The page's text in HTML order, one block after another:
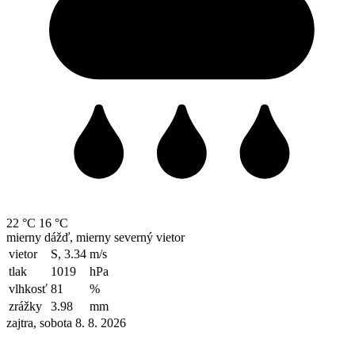
22 °C 16 °C
mierny dážď, mierny severný vietor
vietor
S, 3.34 m/s
tlak
1019
hPa
vlhkosť 81
%
zrážky
3.98
mm
zajtra, sobota 8. 8. 2026